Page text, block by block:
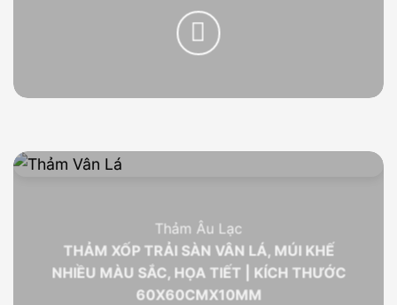
Thảm Âu Lạc
THẢM XỐP TRẢI SÀN VÂN LÁ, MÚI KHẾ
NHIỀU MÀU SẮC, HỌA TIẾT | KÍCH THƯỚC
60X60CMX10MM